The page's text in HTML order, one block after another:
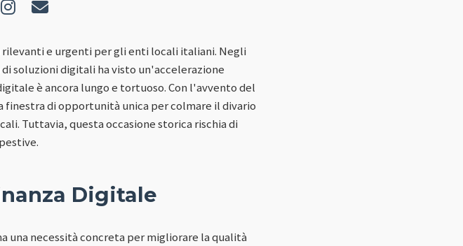
e urgenti per gli enti locali italiani. Negli
soluzioni digitali ha visto un'accelerazione
è ancora lungo e tortuoso. Con l'avvento del
finestra di opportunità unica per colmare il divario
Tuttavia, questa occasione storica rischia di
Digitale
una necessità concreta per migliorare la qualità